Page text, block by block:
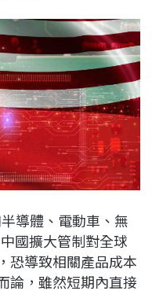
導體、電動車、無
國擴大管制對全球
恐導致相關產品成本
論，雖然短期內直接